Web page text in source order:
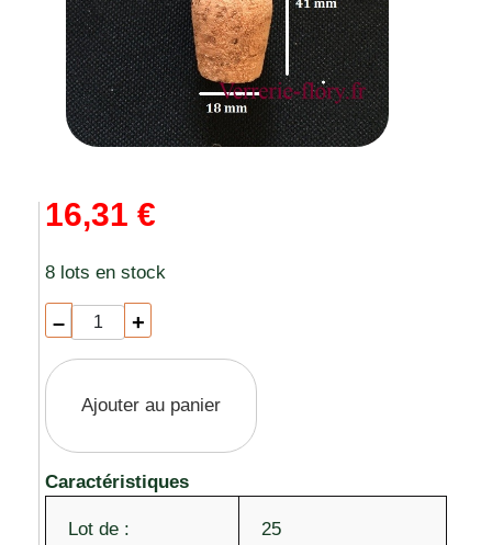
16,31 €
8 lots en stock
– +
Ajouter au panier
Caractéristiques
Lot de : 25